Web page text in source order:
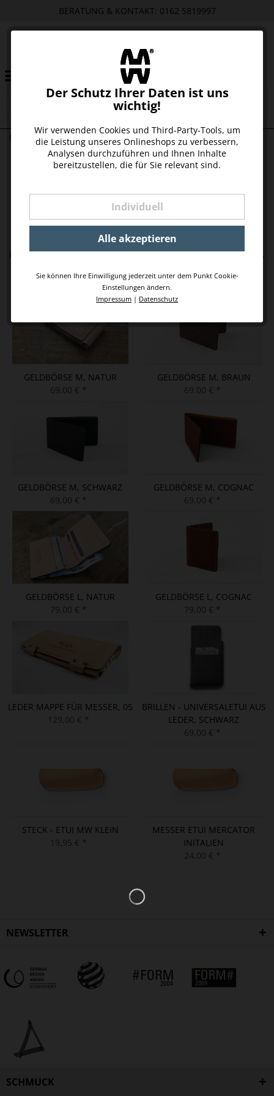
BERATUNG & KONTAKT: 0162 5819997
Der Schutz Ihrer Daten ist uns
wichtig!
Wir verwenden Cookies und Third-Party-Tools, um
die Leistung unseres Onlineshops zu verbessern,
Analysen durchzuführen und Ihnen Inhalte
bereitzustellen, die für Sie relevant sind.
Individuell
Alle akzeptieren
Sie können Ihre Einwilligung jederzeit unter dem Punkt Cookie-
Einstellungen ändern.
Impressum | Datenschutz
ETUIS & HÜLLEN
ETUI AUS LEDER FÜR KARTEN,
59,00 € *
ETUI AUS LEDER FÜR KARTEN,
59,00 € *
GELDBÖRSE M, NATUR
69,00 € *
GELDBÖRSE M, BRAUN
69,00 € *
GELDBÖRSE M, SCHWARZ
69,00 € *
GELDBÖRSE M, COGNAC
69,00 € *
GELDBÖRSE L, NATUR
79,00 € *
GELDBÖRSE L, COGNAC
79,00 € *
LEDER MAPPE FÜR MESSER, 05
129,00 € *
BRILLEN - UNIVERSALETUI AUS
LEDER, SCHWARZ
69,00 € *
STECK - ETUI MW KLEIN
19,95 € *
MESSER ETUI MERCATOR
INITALIEN
24,00 € *
NEWSLETTER
SCHMUCK